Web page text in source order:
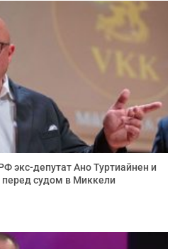
экс-депутат Ано Туртиайнен и
судом в Миккели